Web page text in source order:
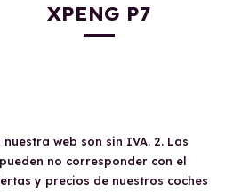
XPENG P7
web son sin IVA. 2. Las
no corresponder con el
y precios de nuestros coches